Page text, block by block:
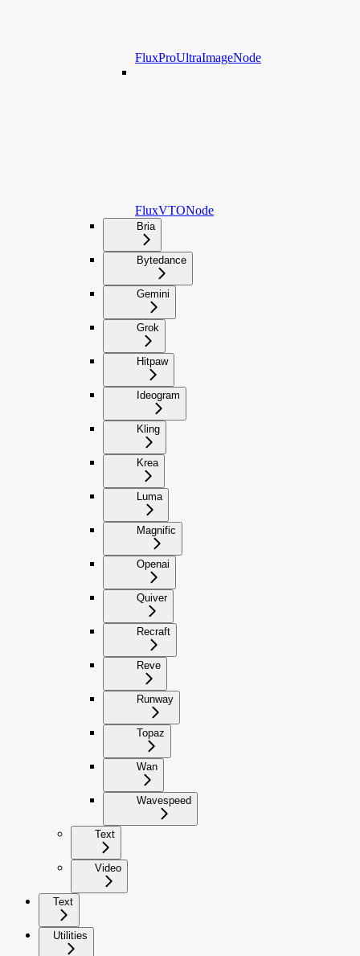
FluxProUltraImageNode
FluxVTONode
Bria
Bytedance
Gemini
Grok
Hitpaw
Ideogram
Kling
Krea
Luma
Magnific
Openai
Quiver
Recraft
Reve
Runway
Topaz
Wan
Wavespeed
Text
Video
Text
Utilities